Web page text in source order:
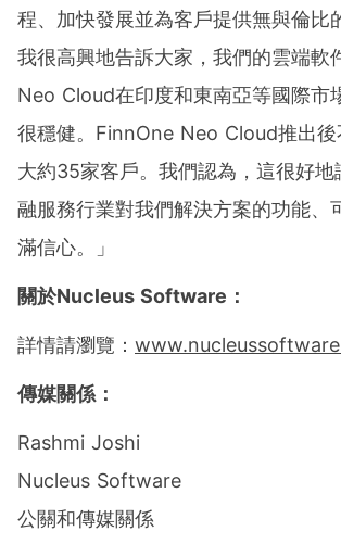
程、加快發展並為客戶提供無與倫比
我很高興地告訴大家，我們的雲端軟
Neo Cloud在印度和東南亞等國際市
很穩健。FinnOne Neo Cloud推出後
大約35家客戶。我們認為，這很好地
融服務行業對我們解決方案的功能、
滿信心。」
關於Nucleus Software ：
詳情請瀏覽：
傳媒關係：
Rashmi Joshi
Nucleus Software
公關和傳媒關係